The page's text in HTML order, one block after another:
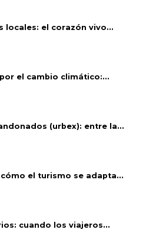
locales: el corazón vivo...
el cambio climático:...
(urbex): entre la...
el turismo se adapta...
cuando los viajeros...